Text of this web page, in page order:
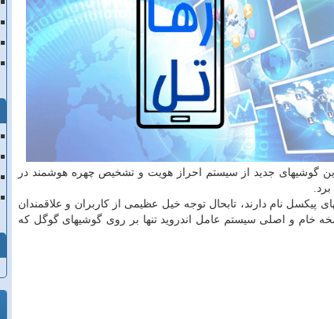
گوشیهای جدید از سیستم احراز هویت و تشخیص چهره هوشمند در
نام دارند، تابحال توجه خیل عظیمی از كاربران و علاقمندان
خام و اصلی سیستم عامل اندروید تنها بر روی گوشیهای گوگل كه